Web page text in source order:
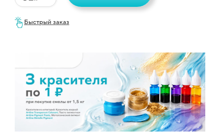
Быстрый заказ